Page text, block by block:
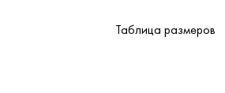
Таблица размеров